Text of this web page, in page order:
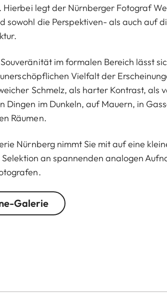
Hierbei legt der Nürnberger Fotograf
sowohl die Perspektiven- als auch auf
im formalen Bereich lässt
Vielfalt der
Schmelz, als harter Kontrast, als
Dingen im Dunkeln, auf Mauern, in
Räumen.
Nürnberg nimmt Sie mit auf eine
Selektion an spannenden analogen
Galerie